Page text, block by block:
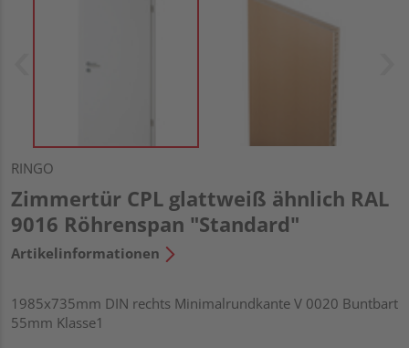
RINGO
Zimmertür CPL glattweiß ähnlich RAL
9016 Röhrenspan "Standard"
Artikelinformationen
1985x735mm DIN rechts Minimalrundkante V 0020 Buntbart
55mm Klasse1